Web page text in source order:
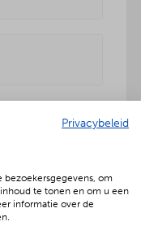
luxe
extra feestelijke
2,- per persoon
Privacybeleid
bezoekersgegevens, om
te tonen en om u een
informatie over de